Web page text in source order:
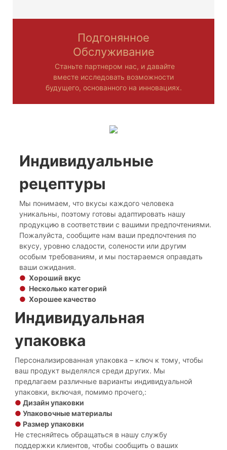
Подгонянное
Обслуживание
Станьте партнером нас, и давайте
вместе исследовать возможности
будущего, основанного на инновациях.
Индивидуальные
рецептуры
Мы понимаем, что вкусы каждого человека
уникальны, поэтому готовы адаптировать нашу
продукцию в соответствии с вашими предпочтениями.
Пожалуйста, сообщите нам ваши предпочтения по
вкусу, уровню сладости, солености или другим
особым требованиям, и мы постараемся оправдать
ваши ожидания.
● Хороший вкус
● Несколько категорий
● Хорошее качество
Индивидуальная
упаковка
Персонализированная упаковка – ключ к тому, чтобы
ваш продукт выделялся среди других. Мы
предлагаем различные варианты индивидуальной
упаковки, включая, помимо прочего,:
●Дизайн упаковки
●Упаковочные материалы
● Размер упаковки
Не стесняйтесь обращаться в нашу службу
поддержки клиентов, чтобы сообщить о ваших